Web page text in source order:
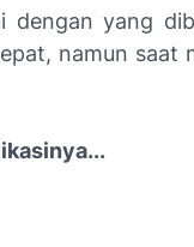
dengan yang
namun saat